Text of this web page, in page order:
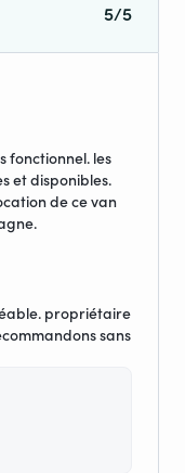
5/5
fonctionnel. les
et disponibles.
de ce van
propriétaire
sans